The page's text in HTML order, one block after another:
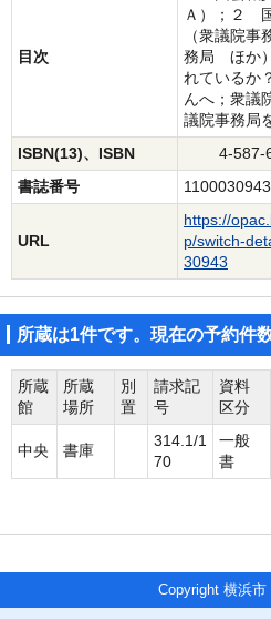
目次
Ａ）；２
（衆議院
務局 ほか
れているか
んへ；衆議
議院事務局
ISBN(13)、ISBN
4-587-
書誌番号
1100030943
URL
https://
p/switch-
30943
所蔵は1件です。現在の予約件
所蔵
館
所蔵
場所
別
置
請求記
号
資料
区分
中央 書庫
314.1/1
70
一般
書
Copyright 横浜市